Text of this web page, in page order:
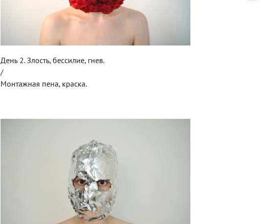
День 2. Злость, бессилие, гнев.
/
Монтажная пена, краска.